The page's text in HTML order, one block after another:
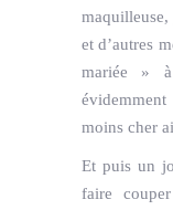
et d’autres
mariée »
moins cher
Et puis un
faire